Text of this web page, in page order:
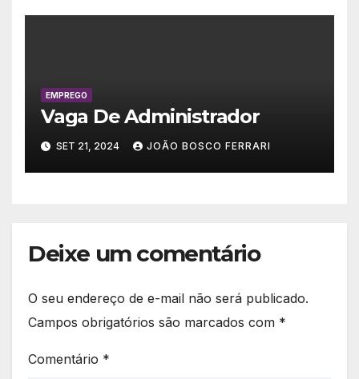
EMPREGO
Vaga De Administrador
SET 21, 2024 JOÃO BOSCO FERRARI
Deixe um comentário
O seu endereço de e-mail não será publicado.
Campos obrigatórios são marcados com *
Comentário *